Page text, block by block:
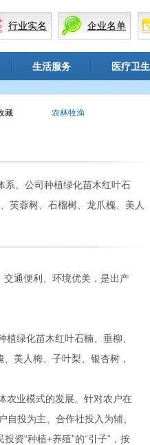
行业实名 企业名单
生活服务 医疗卫生
藏 农林牧渔
系。公司种植绿化苗木红叶石
芙蓉树、石榴树、龙爪槐、美人
通便利、环境优美，是出产
绿化苗木红叶石楠、垂柳、
美人梅、子叶梨、银杏树，
业模式的发展。针对农户在
投为主、合作社投入为辅、
资“种植+养殖”的“引子”，按